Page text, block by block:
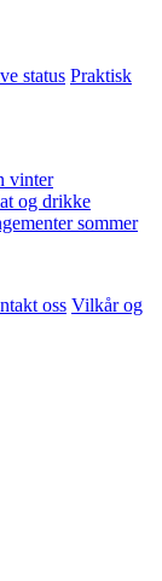
status Praktisk
vinter
og drikke
sommer
oss Vilkår og